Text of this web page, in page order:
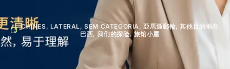
CHINES, LATERAL ,SEM CATEGORIA ,亞馬遜郵輪,其他目的地在
巴西,我们的探险,旅馆小屋